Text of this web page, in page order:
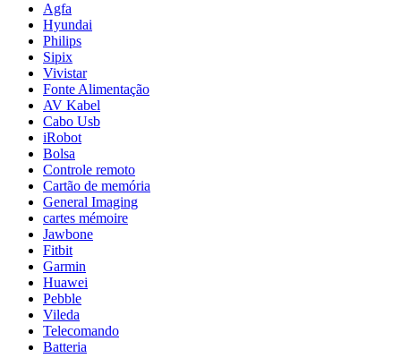
Agfa
Hyundai
Philips
Sipix
Vivistar
Fonte Alimentação
AV Kabel
Cabo Usb
iRobot
Bolsa
Controle remoto
Cartão de memória
General Imaging
cartes mémoire
Jawbone
Fitbit
Garmin
Huawei
Pebble
Vileda
Telecomando
Batteria